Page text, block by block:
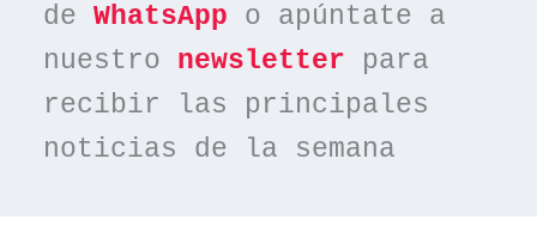
de WhatsApp o apúntate a
nuestro newsletter para
recibir las principales
noticias de la semana